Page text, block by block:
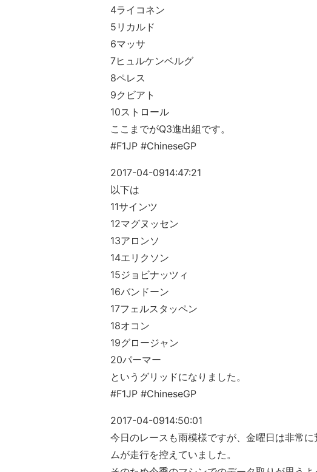
4ライコネン
5リカルド
6マッサ
7ヒュルケンベルグ
8ペレス
9クビアト
10ストロール
ここまでがQ3進出組です。
#F1JP #ChineseGP
2017-04-0914:47:21
以下は
11サインツ
12マグヌッセン
13アロンソ
14エリクソン
15ジョビナッツィ
16バンドーン
17フェルスタッペン
18オコン
19グロージャン
20パーマー
というグリッドになりました。
#F1JP #ChineseGP
2017-04-0914:50:01
今日のレースも雨模様ですが、金曜日は非常
ムが走行を控えていました。